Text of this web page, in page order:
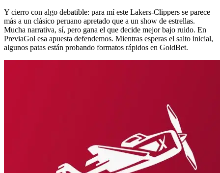
Y cierro con algo debatible: para mí este Lakers-Clippers se parece
más a un clásico peruano apretado que a un show de estrellas.
Mucha narrativa, sí, pero gana el que decide mejor bajo ruido. En
PreviaGol esa apuesta defendemos. Mientras esperas el salto inicial,
algunos patas están probando formatos rápidos en GoldBet.